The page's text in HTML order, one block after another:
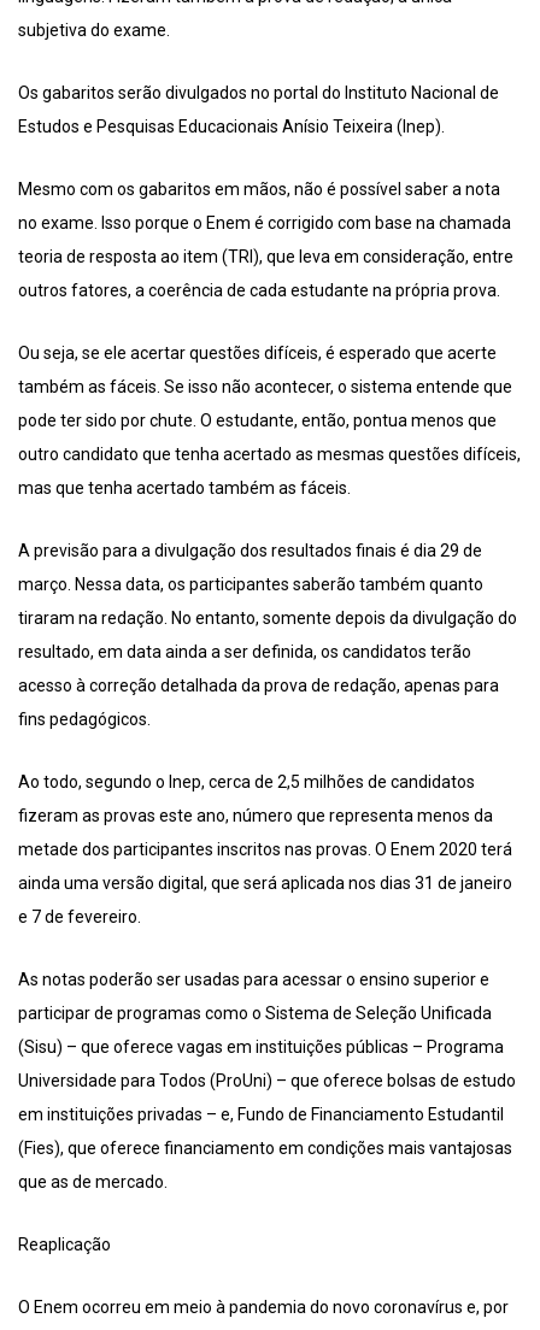
subjetiva do exame.
Os gabaritos serão divulgados no portal do Instituto Nacional de
Estudos e Pesquisas Educacionais Anísio Teixeira (Inep).
Mesmo com os gabaritos em mãos, não é possível saber a nota
no exame. Isso porque o Enem é corrigido com base na chamada
teoria de resposta ao item (TRI), que leva em consideração, entre
outros fatores, a coerência de cada estudante na própria prova.
Ou seja, se ele acertar questões difíceis, é esperado que acerte
também as fáceis. Se isso não acontecer, o sistema entende que
pode ter sido por chute. O estudante, então, pontua menos que
outro candidato que tenha acertado as mesmas questões difíceis,
mas que tenha acertado também as fáceis.
A previsão para a divulgação dos resultados finais é dia 29 de
março. Nessa data, os participantes saberão também quanto
tiraram na redação. No entanto, somente depois da divulgação do
resultado, em data ainda a ser definida, os candidatos terão
acesso à correção detalhada da prova de redação, apenas para
fins pedagógicos.
Ao todo, segundo o Inep, cerca de 2,5 milhões de candidatos
fizeram as provas este ano, número que representa menos da
metade dos participantes inscritos nas provas. O Enem 2020 terá
ainda uma versão digital, que será aplicada nos dias 31 de janeiro
e 7 de fevereiro.
As notas poderão ser usadas para acessar o ensino superior e
participar de programas como o Sistema de Seleção Unificada
(Sisu) – que oferece vagas em instituições públicas – Programa
Universidade para Todos (ProUni) – que oferece bolsas de estudo
em instituições privadas – e, Fundo de Financiamento Estudantil
(Fies), que oferece financiamento em condições mais vantajosas
que as de mercado.
Reaplicação
O Enem ocorreu em meio à pandemia do novo coronavírus e, por